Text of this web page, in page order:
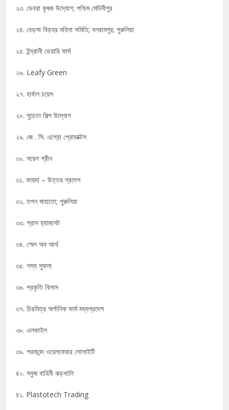
২৩. ডেবরা কৃষক উদ্যোগ; পশ্চিম মেদিনীপুর
২৪. বেড়সা বিড়হর মহিলা সমিতি; বলরামপুর; পুরুলিয়া
২৫. ইন্দ্রানী ডেয়ারি ফার্ম
২৬. Leafy Green
২৭. হার্বাল চয়েস
২৮. সুচেতা শিল্প উদ্যোগ
২৯. জে . সি. এগ্রো প্রোডাক্টস
৩০. সয়েল গ্রীন
৩১. ফায়দা – উত্তর প্রদেশ
৩২. তপন মাহাতো; পুরুলিয়া
৩৩. গ্রাস হ্যামলেট
৩৪. স্মেল অব আর্থ
৩৫. শস্য সুফলা
৩৬. প্রকৃতি বিলাস
৩৭. চিরমিত্র অর্গানিক ফার্ম মধ্যপ্রদেশ
৩৮. এলকাইল
৩৯. পরমানন্দ ওয়েলফেয়ার সোসাইটি
৪০. সবুজ বাহিনী ঝড়খালি
৪১. Plastotech Trading